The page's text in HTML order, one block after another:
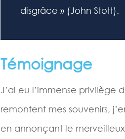
disgrâce » (John Stott).
Témoignage
J’ai eu l’immense privilège
remontent mes souvenirs,
en annonçant le merveilleux